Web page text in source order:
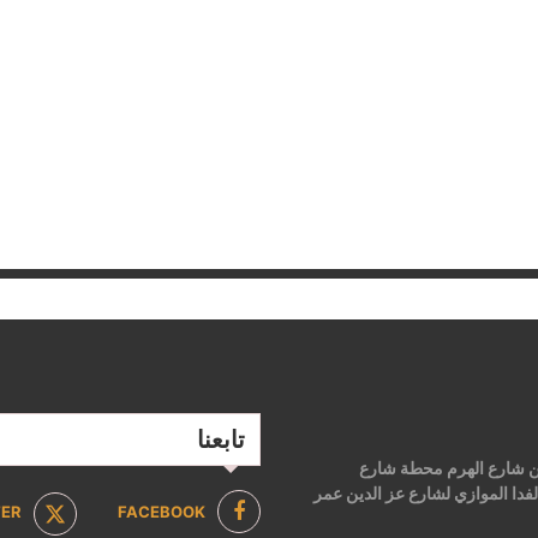
من شارع الهرم محطة شارع
الموازي لشارع عز الدين عمر
تابعنا
FACEBOOK